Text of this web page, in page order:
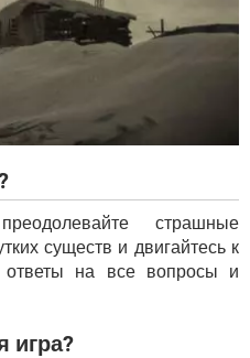
страшные
существ и двигайтесь к
на все вопросы и
игра?